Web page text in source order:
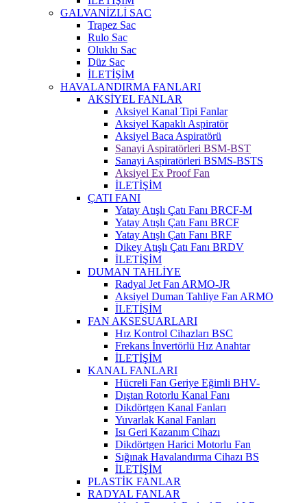
GALVANİZLİ SAC
Trapez Sac
Rulo Sac
Oluklu Sac
Düz Sac
İLETİŞİM
HAVALANDIRMA FANLARI
AKSİYEL FANLAR
Aksiyel Kanal Tipi Fanlar
Aksiyel Kapaklı Aspiratör
Aksiyel Baca Aspiratörü
Sanayi Aspiratörleri BSM-BST
Sanayi Aspiratörleri BSMS-BSTS
Aksiyel Ex Proof Fan
İLETİŞİM
ÇATI FANI
Yatay Atışlı Çatı Fanı BRCF-M
Yatay Atışlı Çatı Fanı BRCF
Yatay Atışlı Çatı Fanı BRF
Dikey Atışlı Çatı Fanı BRDV
İLETİŞİM
DUMAN TAHLİYE
Radyal Jet Fan ARMO-JR
Aksiyel Duman Tahliye Fan ARMO
İLETİŞİM
FAN AKSESUARLARI
Hız Kontrol Cihazları BSC
Frekans İnvertörlü Hız Anahtar
İLETİŞİM
KANAL FANLARI
Hücreli Fan Geriye Eğimli BHV-
Dıştan Rotorlu Kanal Fanı
Dikdörtgen Kanal Fanları
Yuvarlak Kanal Fanları
Isı Geri Kazanım Cihazı
Dikdörtgen Harici Motorlu Fan
Sığınak Havalandırma Cihazı BS
İLETİŞİM
PLASTİK FANLAR
RADYAL FANLAR